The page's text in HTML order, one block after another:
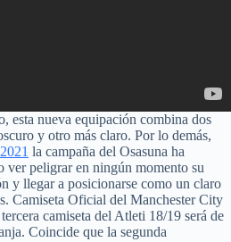
esta nueva equipación combina dos
y otro más claro. Por lo demás,
la campaña del Osasuna ha
ver peligrar en ningún momento su
y llegar a posicionarse como un claro
Camiseta Oficial del Manchester City
camiseta del Atleti 18/19 será de
Coincide que la segunda